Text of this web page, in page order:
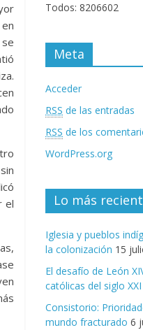
el
Todos: 8206602
Meta
Acceder
RSS de las entradas
RSS de los
WordPress.org
Lo más
Iglesia y pueblos
la colonización 15
El desafío de León
católicas del siglo XXI
Consistorio:
mundo fracturado 6